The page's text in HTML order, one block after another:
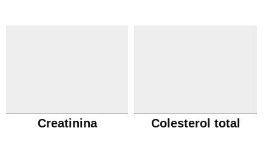
Creatinina Colesterol total